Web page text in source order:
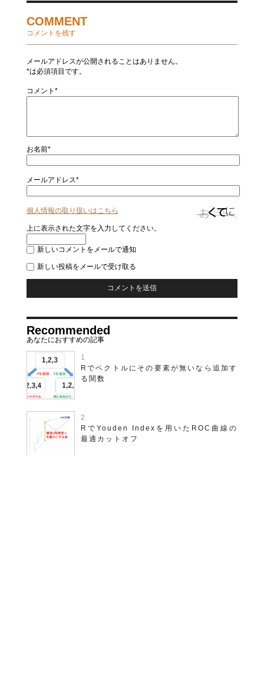
COMMENT
コメントを残す
メールアドレスが公開されることはありません。
*は必須項目です。
コメント*
お名前*
メールアドレス*
個人情報の取り扱いはこちら
上に表示された文字を入力してください。
新しいコメントをメールで通知
新しい投稿をメールで受け取る
Recommended
Rでベクトルにその要素が無いなら追加す
る関数
RでYouden Indexを用いたROC曲線の
最適カットオフ